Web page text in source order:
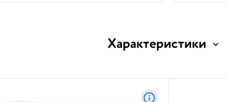
Характеристики